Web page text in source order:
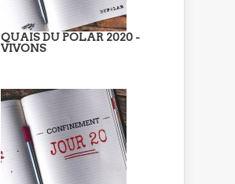
QUAIS DU POLAR 2020 -
VIVONS